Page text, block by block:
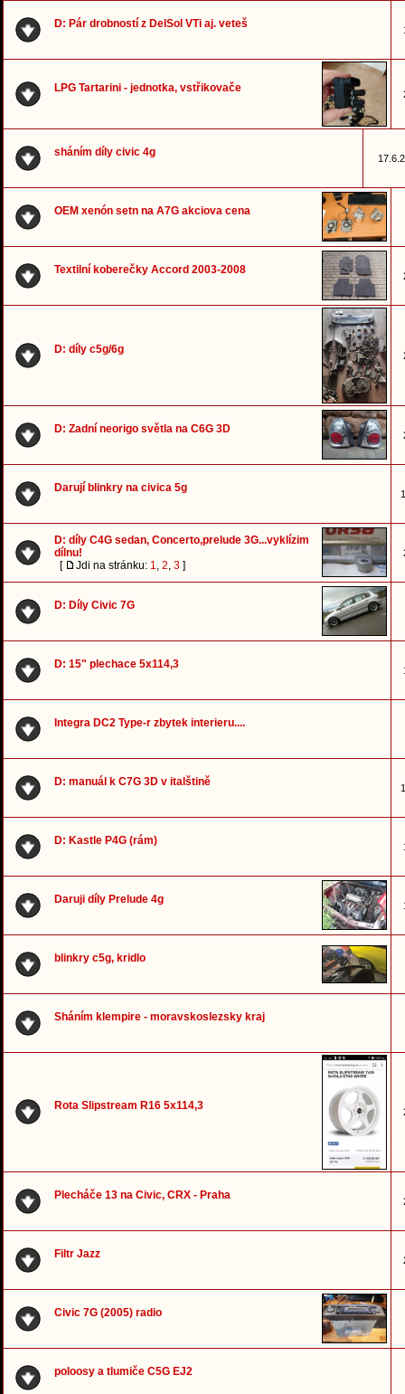
D: Pár drobností z DelSol VTi aj. veteš
LPG Tartarini - jednotka, vstřikovače
sháním díly civic 4g
OEM xenón setn na A7G akciova cena
Textilní koberečky Accord 2003-2008
D: díly c5g/6g
D: Zadní neorigo světla na C6G 3D
Darují blinkry na civica 5g
D: díly C4G sedan, Concerto,prelude 3G...vyklízim
dílnu!
[
Jdi na stránku: 1, 2, 3 ]
D: Díly Civic 7G
D: 15" plechace 5x114,3
Integra DC2 Type-r zbytek interieru....
D: manuál k C7G 3D v italštině
D: Kastle P4G (rám)
Daruji díly Prelude 4g
blinkry c5g, kridlo
Sháním klempire - moravskoslezsky kraj
Rota Slipstream R16 5x114,3
Plecháče 13 na Civic, CRX - Praha
Filtr Jazz
Civic 7G (2005) radio
poloosy a tlumiče C5G EJ2